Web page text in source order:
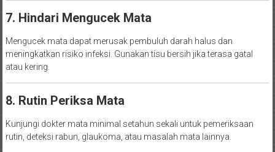
7. Hindari Mengucek Mata
Mengucek mata dapat merusak pembuluh darah halus dan
meningkatkan risiko infeksi. Gunakan tisu bersih jika terasa gatal
atau kering.
8. Rutin Periksa Mata
Kunjungi dokter mata minimal setahun sekali untuk pemeriksaan
rutin, deteksi rabun, glaukoma, atau masalah mata lainnya.